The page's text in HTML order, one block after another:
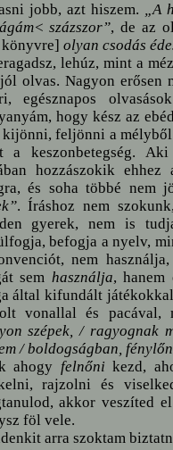
jobb, azt hiszem. „A
százszor”, de az
olyan csodás
lehúz, mint a
olvas. Nagyon erősen
egésznapos
hogy kész az
feljönni a mélyből
a keszonbetegség.
hozzászokik
és soha többé nem
. Íráshoz nem
gyerek, nem is
befogja a nyelv,
nem
sem használja, hanem
által kifundált
vonallal és pacával,
szépek, / ragyognak
/ boldogságban,
ahogy felnőni kezd,
rajzolni és
akkor veszíted
föl vele.
arra szoktam